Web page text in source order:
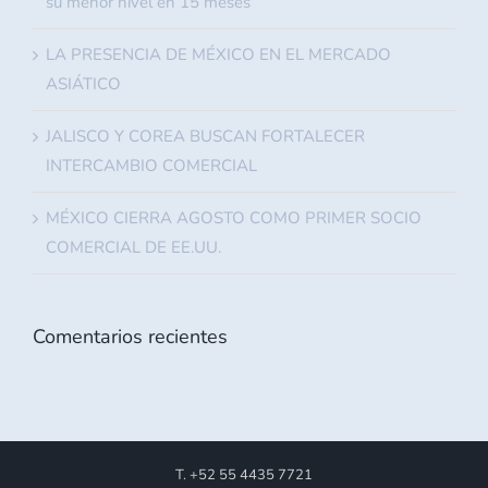
LA PRESENCIA DE MÉXICO EN EL MERCADO
ASIÁTICO
JALISCO Y COREA BUSCAN FORTALECER
INTERCAMBIO COMERCIAL
MÉXICO CIERRA AGOSTO COMO PRIMER SOCIO
COMERCIAL DE EE.UU.
Comentarios recientes
T. +52 55 4435 7721